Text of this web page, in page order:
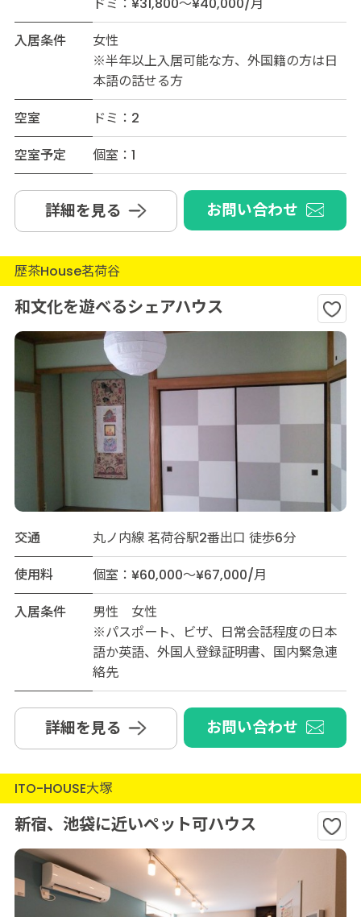
ドミ：¥31,800～¥40,000/月
入居条件
女性
※半年以上入居可能な方、外国籍の方は日
本語の話せる方
空室
ドミ：2
空室予定
個室：1
詳細を見る お問い合わせ
歴茶House茗荷谷
和文化を遊べるシェアハウス
交通
丸ノ内線 茗荷谷駅2番出口 徒歩6分
使用料
個室：¥60,000～¥67,000/月
入居条件
男性 女性
※パスポート、ビザ、日常会話程度の日本
語か英語、外国人登録証明書、国内緊急連
絡先
詳細を見る お問い合わせ
ITO-HOUSE大塚
新宿、池袋に近いペット可ハウス